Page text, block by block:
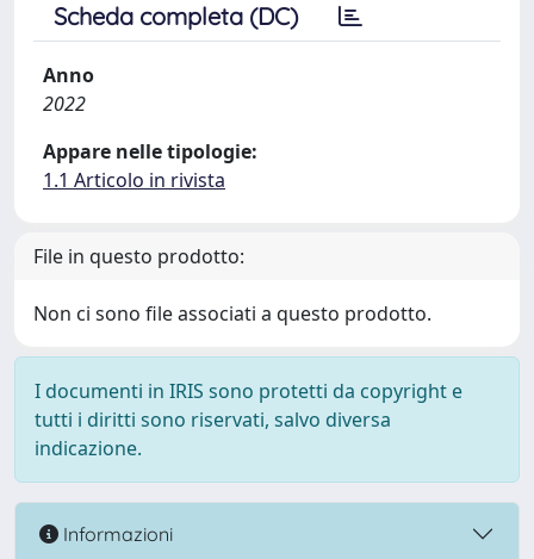
Scheda completa (DC)
Anno
2022
Appare nelle tipologie:
1.1 Articolo in rivista
File in questo prodotto:
Non ci sono file associati a questo prodotto.
I documenti in IRIS sono protetti da copyright e
tutti i diritti sono riservati, salvo diversa
indicazione.
Informazioni